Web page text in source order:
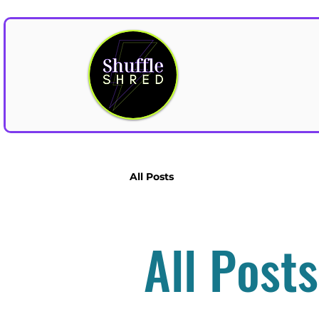
All Posts
All Posts